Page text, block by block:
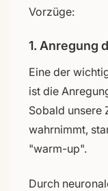
Vorzüge:
1. Anregung
Eine der
ist die
Sobald unsere
wahrnimmt,
"warm-up".
Durch